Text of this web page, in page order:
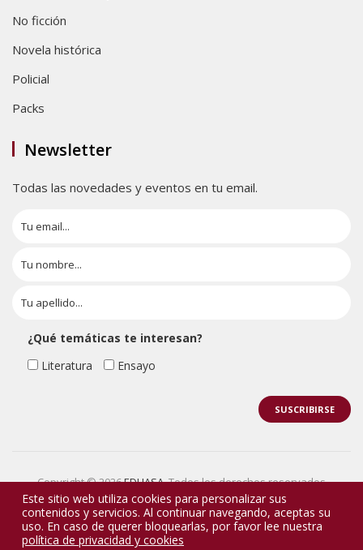
No ficción
Novela histórica
Policial
Packs
Newsletter
Todas las novedades y eventos en tu email.
¿Qué temáticas te interesan?
Literatura
Ensayo
Copyright © 2026EDHASA. Todos los derechos reservados
Este sitio web utiliza cookies para personalizar sus
contenidos y servicios. Al continuar navegando, aceptas su
uso. En caso de querer bloquearlas, por favor lee nuestra
política de privacidad y cookies